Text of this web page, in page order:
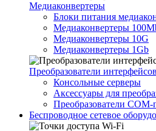
Медиаконвертеры
Блоки питания
Медиаконвертеры
Медиаконвертеры 10G
Медиаконвертеры 1Gb
Преобразователи интерфейсов
Консольные серверы
Аксессуары для
Преобразователи COM-
Беспроводное сетевое